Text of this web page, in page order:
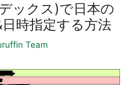
ックス)で日本の
時指定する方法
Team